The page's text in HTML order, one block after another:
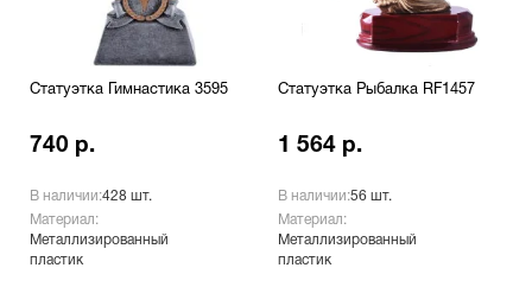
Статуэтка Гимнастика 3595
740 р.
В наличии:428 шт.
Материал:
Металлизированный
пластик
Статуэтка Рыбалка RF1457
1 564 р.
В наличии:56 шт.
Материал:
Металлизированный
пластик